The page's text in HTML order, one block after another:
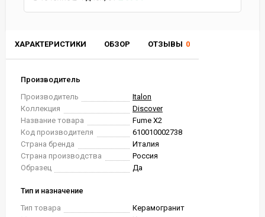
ХАРАКТЕРИСТИКИ ОБЗОР ОТЗЫВЫ 0
Производитель
Производитель
Italon
Коллекция
Discover
Название товара
Fume X2
Код производителя
610010002738
Страна бренда
Италия
Страна производства
Россия
Образец
Да
Тип и назначение
Тип товара
Керамогранит